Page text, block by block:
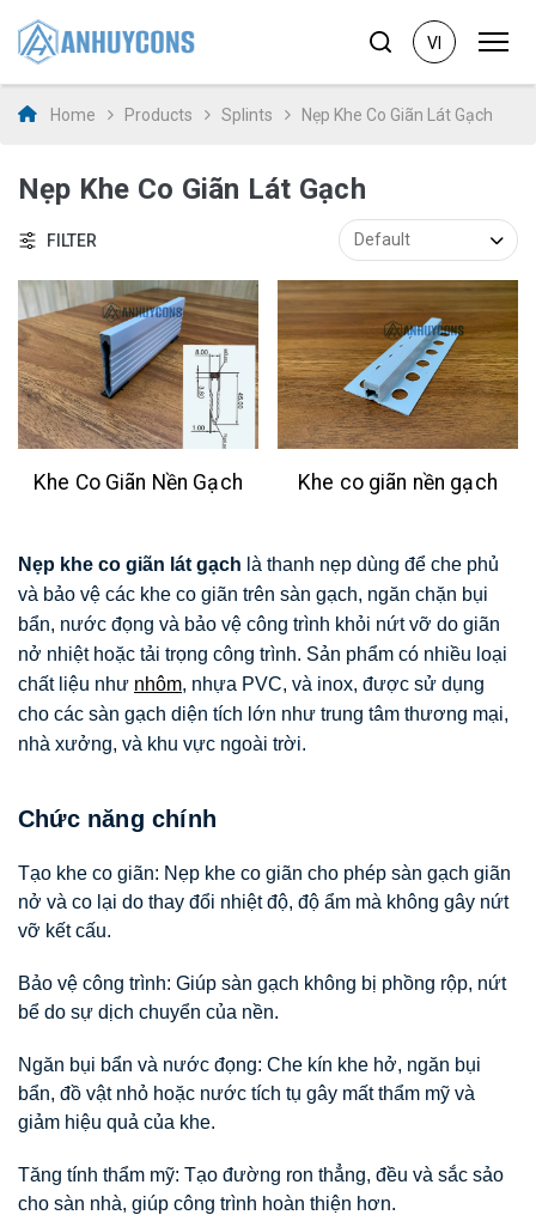
VI
Home Products Splints Nẹp Khe Co Giãn Lát Gạch
Nẹp Khe Co Giãn Lát Gạch
FILTER
Khe Co Giãn Nền Gạch Khe co giãn nền gạch
Nẹp khe co giãn lát gạch là thanh nẹp dùng để che phủ
và bảo vệ các khe co giãn trên sàn gạch, ngăn chặn bụi
bẩn, nước đọng và bảo vệ công trình khỏi nứt vỡ do giãn
nở nhiệt hoặc tải trọng công trình. Sản phẩm có nhiều loại
chất liệu như nhôm, nhựa PVC, và inox, được sử dụng
cho các sàn gạch diện tích lớn như trung tâm thương mại,
nhà xưởng, và khu vực ngoài trời.
Chức năng chính
Tạo khe co giãn: Nẹp khe co giãn cho phép sàn gạch giãn
nở và co lại do thay đổi nhiệt độ, độ ẩm mà không gây nứt
vỡ kết cấu.
Bảo vệ công trình: Giúp sàn gạch không bị phồng rộp, nứt
bể do sự dịch chuyển của nền.
Ngăn bụi bẩn và nước đọng: Che kín khe hở, ngăn bụi
bẩn, đồ vật nhỏ hoặc nước tích tụ gây mất thẩm mỹ và
giảm hiệu quả của khe.
Tăng tính thẩm mỹ: Tạo đường ron thẳng, đều và sắc sảo
cho sàn nhà, giúp công trình hoàn thiện hơn.